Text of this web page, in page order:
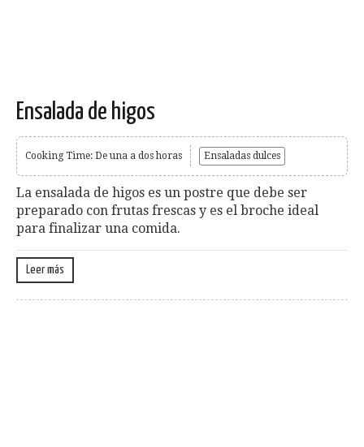
Ensalada de higos
Cooking Time: De una a dos horas Ensaladas dulces
La ensalada de higos es un postre que debe ser
preparado con frutas frescas y es el broche ideal
para finalizar una comida.
Leer más